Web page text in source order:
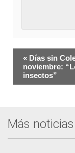
Navegación
del
Evento
« Días sin
noviembre:
insectos”
Más noticias